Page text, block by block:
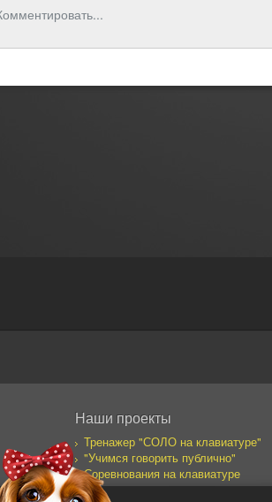
Наши проекты
Тренажер "СОЛО на клавиатуре"
"Учимся говорить публично"
Соревнования на клавиатуре
Моя собака желает познакомиться